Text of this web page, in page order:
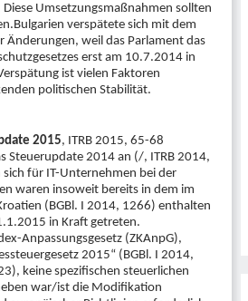
Umsetzungsmaßnahmen sollten
verspätete sich mit dem
Änderungen, weil das Parlament das
erst am 10.7.2014 in
ist vielen Faktoren
politischen Stabilität.
2015, ITRB 2015, 65-68
Steuerupdate 2014 an (/, ITRB 2014,
für IT-Unternehmen bei der
waren insoweit bereits in dem im
(BGBl. I 2014, 1266) enthalten
in Kraft getreten.
Anpassungsgesetz (ZKAnpG),
2015“ (BGBl. I 2014,
keine spezifischen steuerlichen
war/ist die Modifikation